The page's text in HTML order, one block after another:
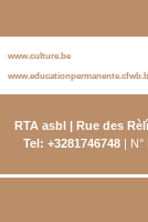
www.culture.be
RTA asbl | Rue des
Tel: +3281746748| N°